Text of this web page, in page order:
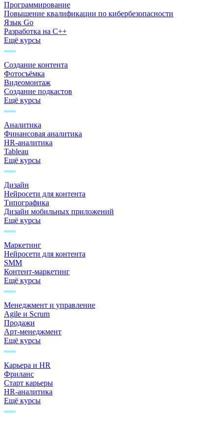
Программирование
Повышение квалификации по кибербезопасности
Язык Go
Разработка на C++
Ещё курсы
Создание контента
Фотосъёмка
Видеомонтаж
Создание подкастов
Ещё курсы
Аналитика
Финансовая аналитика
HR-аналитика
Tableau
Ещё курсы
Дизайн
Нейросети для контента
Типографика
Дизайн мобильных приложений
Ещё курсы
Маркетинг
Нейросети для контента
SMM
Контент-маркетинг
Ещё курсы
Менеджмент и управление
Agile и Scrum
Продажи
Арт-менеджмент
Ещё курсы
Карьера и HR
Фриланс
Старт карьеры
HR-аналитика
Ещё курсы